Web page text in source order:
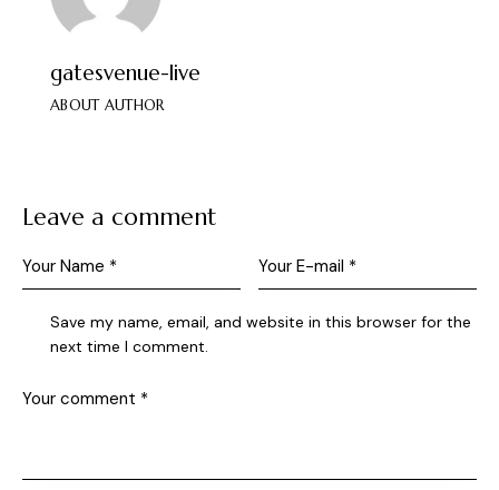
gatesvenue-live
ABOUT AUTHOR
Leave a comment
Save my name, email, and website in this browser for the
next time I comment.